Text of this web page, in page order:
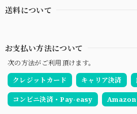
送料について
お支払い方法について
次の方法がご利用頂けます。
クレジットカード
キャリア決済
コンビニ決済・Pay-easy